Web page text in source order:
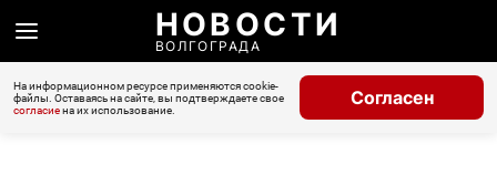
НОВОСТИ
ВОЛГОГРАДА
На информационном ресурсе применяются cookie-
файлы. Оставаясь на сайте, вы подтверждаете свое
согласиена их использование.
Согласен